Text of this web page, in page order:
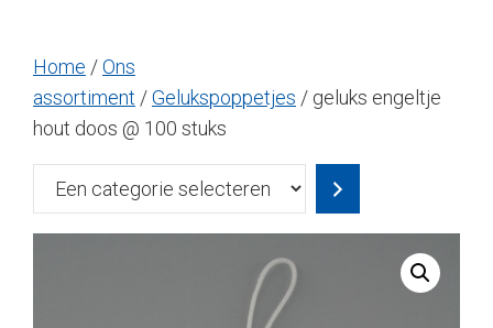
Home /Ons
assortiment /Gelukspoppetjes / geluks engeltje
hout doos @ 100 stuks
Een
categorie
selecteren